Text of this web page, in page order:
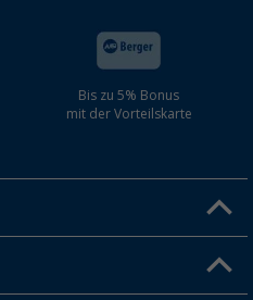
Bis zu 5% Bonus
mit der Vorteilskarte